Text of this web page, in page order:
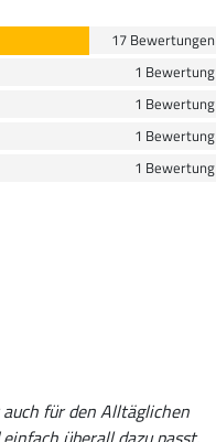
17 Bewertungen
1 Bewertung
1 Bewertung
1 Bewertung
1 Bewertung
für den Alltäglichen